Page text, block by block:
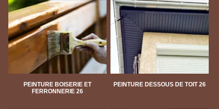
PEINTURE BOISERIE ET
FERRONNERIE 26
PEINTURE DESSOUS DE TOIT 26